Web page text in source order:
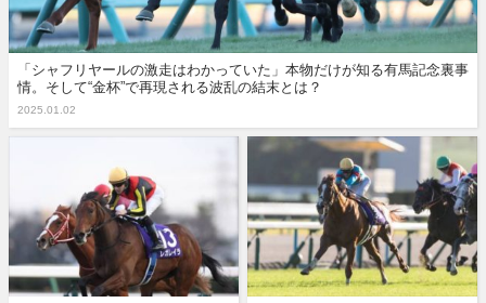
「シャフリヤールの激走はわかっていた」本物だけが知る有馬記念裏事
情。そして“金杯”で再現される波乱の結末とは？
2025.01.02